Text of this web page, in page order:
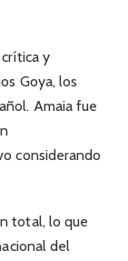
y
Goya, los
Amaia fue
considerando
total, lo que
del